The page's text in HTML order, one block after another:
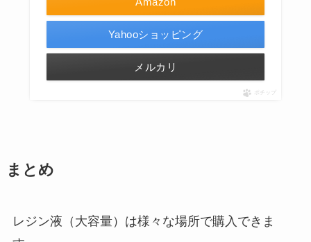
Yahooショッピング
メルカリ
ポチップ
まとめ
レジン液（大容量）は様々な場所で購入できま